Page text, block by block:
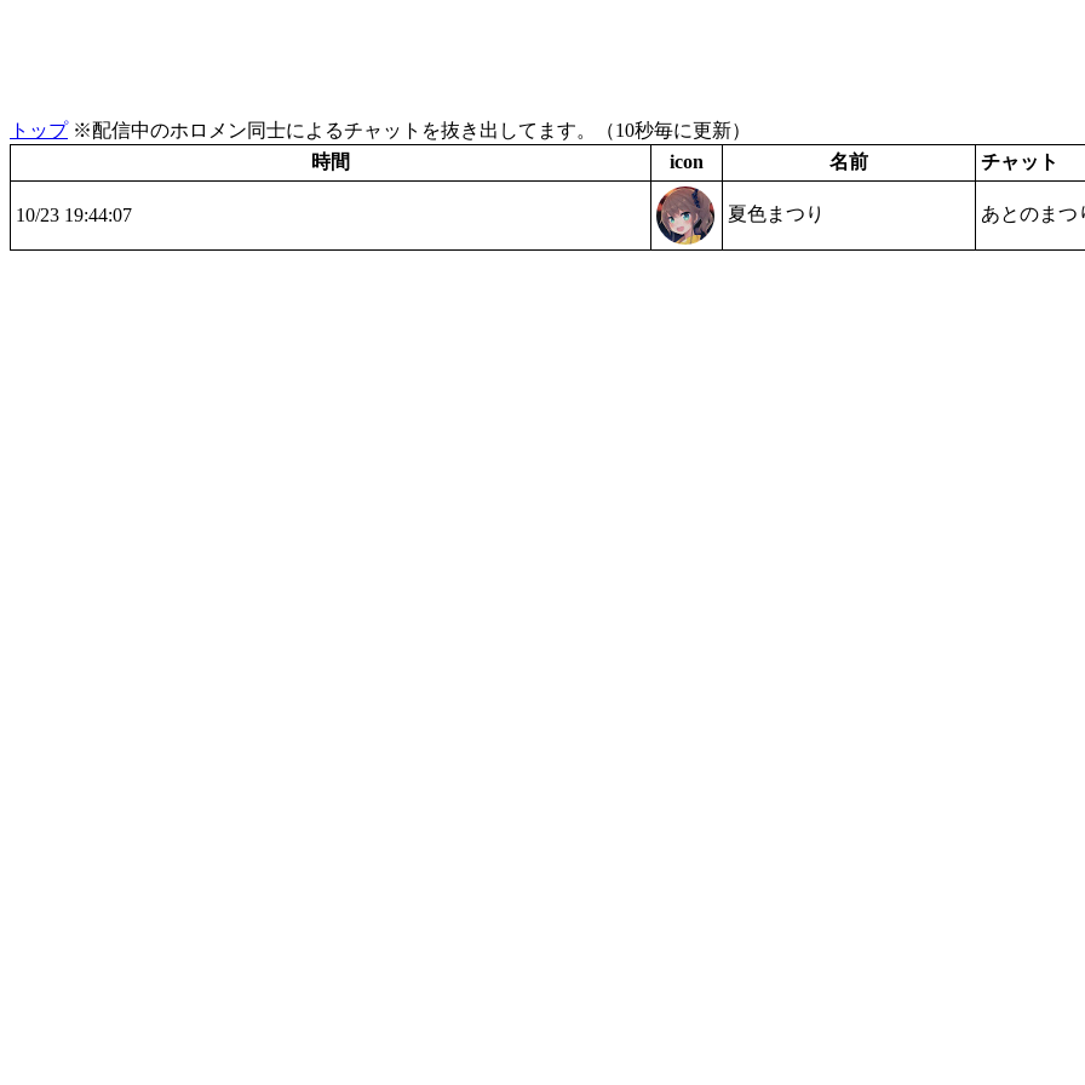
トップ※配信中のホロメン同士によるチャットを抜き出してます。（10秒毎に更新）
時間
icon 名前 チャット
10/23 19:44:07 夏色まつり あとのまつ